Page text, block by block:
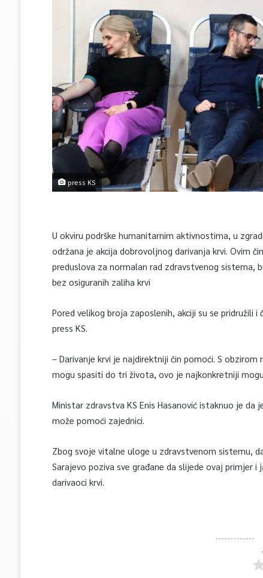
press KS
U okviru podrške humanitarnim aktivnostima, u
održana je akcija dobrovoljnog darivanja krvi. Ovim
preduslova za normalan rad zdravstvenog sistema,
bez osiguranih zaliha krvi
Pored velikog broja zaposlenih, akciji su se pridružili
press KS.
– Darivanje krvi je najdirektniji čin pomoći. S
mogu spasiti do tri života, ovo je najkonkretniji
Ministar zdravstva KS Enis Hasanović istaknuo je
može pomoći zajednici.
Zbog svoje vitalne uloge u zdravstvenom sistemu,
Sarajevo poziva sve građane da slijede ovaj primjer
darivaoci krvi.